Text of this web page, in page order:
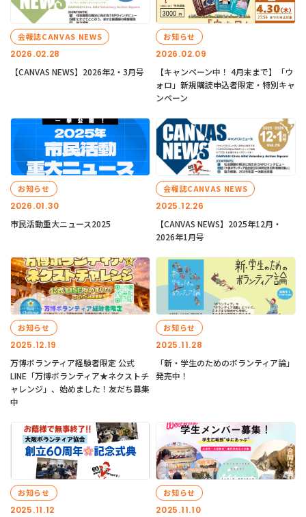
2026.02.28
会報誌CANVAS NEWS
【CANVAS NEWS】2026年2・3月号
2026.02.09
お知らせ
【キャンペーン中！ 4月末まで】「ウ
ォロ」新規購読申込者限定・特別キャ
ンペーン
2026.01.30
お知らせ
市民活動重大ニュース2025
2025.12.26
会報誌CANVAS NEWS
【CANVAS NEWS】2025年12月・
2026年1月号
2025.12.19
お知らせ
万博ボランティア経験者限定 公式
LINE「万博ボランティア★ネクストチ
ャレンジ」、始めました！友だち募集
中
2025.11.28
お知らせ
「新・学生のためのボランティア論」
発売中！
2025.11.12
お知らせ
2025.11.10
お知らせ